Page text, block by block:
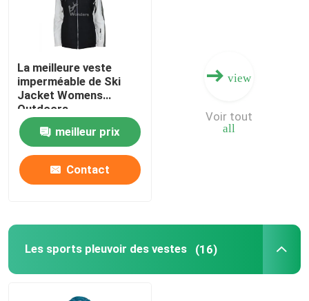
La meilleure veste
imperméable de Ski
Jacket Womens
Outdoors
Snowboarding avec la
fourruremeilleur prix
Contact
view
all
Voir tout
Les sports pleuvoir des vestes (16)